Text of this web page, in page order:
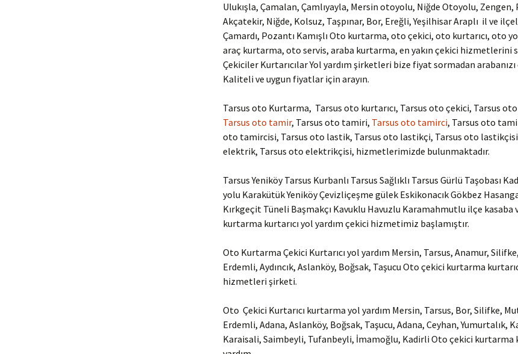
Ulukışla, Çamalan, Çamlıyayla, Mersin otoyolu, Niğde Otoyolu, Zengen,
Akçatekir, Niğde, Kolsuz, Taşpınar, Bor, Ereğli, Yeşilhisar Araplı il ve
Çamardı, Pozantı Kamışlı Oto kurtarma, oto çekici, oto kurtarıcı, oto
araç kurtarma, oto servis, araba kurtarma, en yakın çekici hizmetlerini
Çekiciler Kurtarıcılar Yol yardım şirketleri bize fiyat sormadan
Kaliteli ve uygun fiyatlar için arayın.
Tarsus oto Kurtarma, Tarsus oto kurtarıcı, Tarsus oto çekici, Tarsus oto
Tarsus oto tamir, Tarsus oto tamiri, Tarsus oto tamirci, Tarsus oto
oto tamircisi, Tarsus oto lastik, Tarsus oto lastikçi, Tarsus oto
elektrik, Tarsus oto elektrikçisi, hizmetlerimizde bulunmaktadır.
Tarsus Yeniköy Tarsus Kurbanlı Tarsus Sağlıklı Tarsus Gürlü Taşobası
yolu Karakütük Yeniköy Çevizliçeşme gülek Eskikonacık Gökbez
Kırkgeçit Tüneli Başmakçı Kavuklu Havuzlu Karamahmutlu ilçe kasaba
kurtarma kurtarıcı yol yardım çekici hizmetimiz başlamıştır.
Oto Kurtarma Çekici Kurtarıcı yol yardım Mersin, Tarsus, Anamur,
Erdemli, Aydıncık, Aslanköy, Boğsak, Taşucu Oto çekici kurtarma
hizmetleri şirketi.
Oto Çekici Kurtarıcı kurtarma yol yardım Mersin, Tarsus, Bor, Silifke,
Erdemli, Adana, Aslanköy, Boğsak, Taşucu, Adana, Ceyhan, Yumurtalık,
Karaisali, Saimbeyli, Tufanbeyli, İmamoğlu, Kadirli Oto çekici kurtarma